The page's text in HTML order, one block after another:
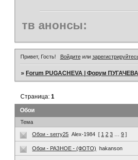
тв анонсы:
Привет, Гость! Войдитеили
»Forum PUGACHEVA | Форум
Обои
Страница:1
Тема
Обои - serry25 Alex-1984 [ 1 2 3 9 ]
Обои - РАЗНОЕ - (ФОТО) hakanson